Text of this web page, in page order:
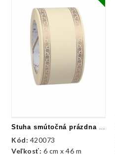
Stuha smútočná prázdna - maslová + zlatá
Kód: 420073
Veľkosť: 6 cm x 46 m